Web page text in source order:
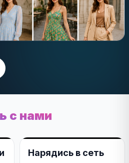
с нами
Нарядись в сеть